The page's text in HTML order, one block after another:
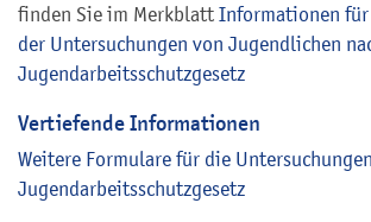
finden Sie im Merkblatt Informationen
der Untersuchungen von Jugendlichen
Jugendarbeitsschutzgesetz
Vertiefende Informationen
Weitere Formulare für die
Jugendarbeitsschutzgesetz